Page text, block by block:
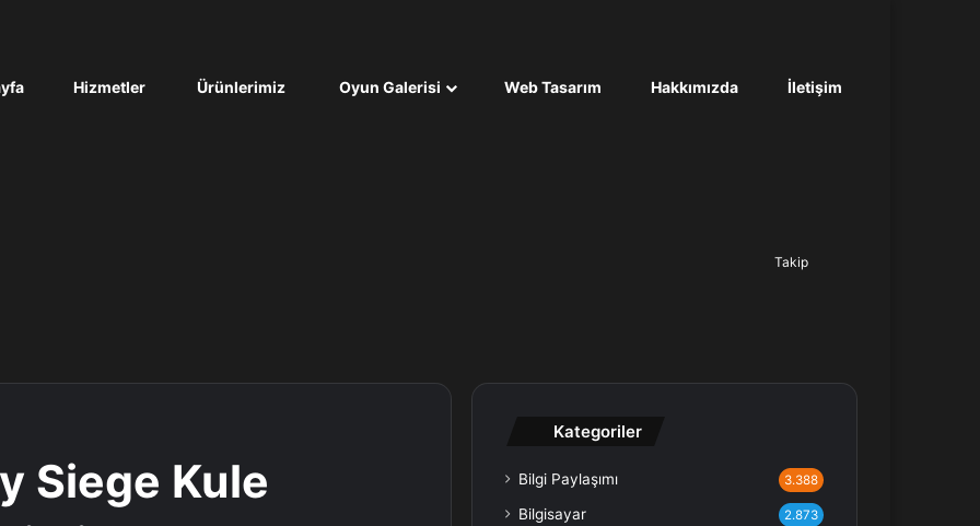
Hizmetler Ürünlerimiz Oyun Galerisi Web Tasarım Hakkımızda İletişim
Takip
Siege Kule
Kategoriler
Bilgi Paylaşımı 3.388
Bilgisayar 2.873